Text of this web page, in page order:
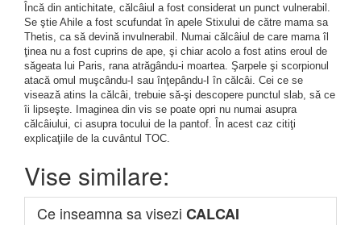
Încă din antichitate, călcâiul a fost considerat un punct vulnerabil.
Se ştie Ahile a fost scufundat în apele Stixului de către mama sa
Thetis, ca să devină invulnerabil. Numai călcâiul de care mama îl
ţinea nu a fost cuprins de ape, şi chiar acolo a fost atins eroul de
săgeata lui Paris, rana atrăgându-i moartea. Şarpele şi scorpionul
atacă omul muşcându-I sau înţepându-I în călcâi. Cei ce se
visează atins la călcâi, trebuie să-şi descopere punctul slab, să ce
îi lipseşte. Imaginea din vis se poate opri nu numai asupra
călcâiului, ci asupra tocului de la pantof. În acest caz citiţi
explicaţiile de la cuvântul TOC.
Vise similare:
Ce inseamna sa visezi CALCAI